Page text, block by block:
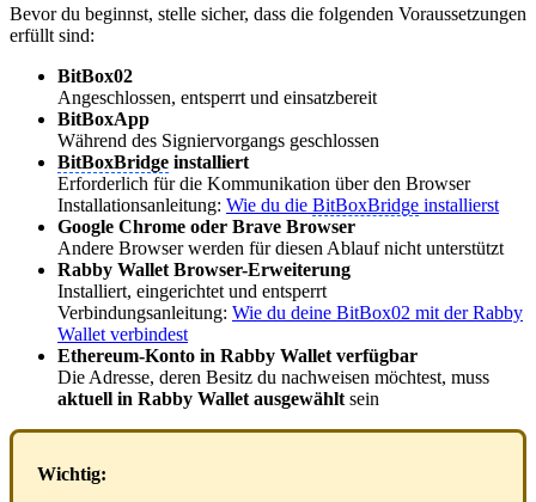
Bevor du beginnst, stelle sicher, dass die folgenden Voraussetzungen
erfüllt sind:
BitBox02
Angeschlossen, entsperrt und einsatzbereit
BitBoxApp
Während des Signiervorgangs geschlossen
BitBoxBridge installiert
Erforderlich für die Kommunikation über den Browser
Installationsanleitung: Wie du die BitBoxBridge installierst
Google Chrome oder Brave Browser
Andere Browser werden für diesen Ablauf nicht unterstützt
Rabby Wallet Browser-Erweiterung
Installiert, eingerichtet und entsperrt
Verbindungsanleitung: Wie du deine BitBox02 mit der Rabby
Wallet verbindest
Ethereum-Konto in Rabby Wallet verfügbar
Die Adresse, deren Besitz du nachweisen möchtest, muss
aktuell in Rabby Wallet ausgewählt sein
Wichtig: